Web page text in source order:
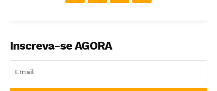
Inscreva-se AGORA